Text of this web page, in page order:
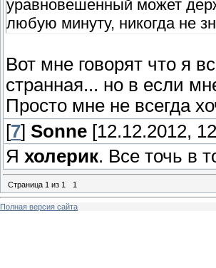
уравновешенный может
любую минуту, никогда не
Вот мне говорят что я
странная... но в если
Просто мне не всегда
[7] Sonne [12.12.2012,
Я холерик. Все точь в
Страница 1 из 1 1
Полная версия сайта